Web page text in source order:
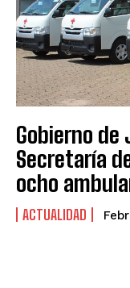
Gobierno
Secretaría
ocho
ACTUALIDAD